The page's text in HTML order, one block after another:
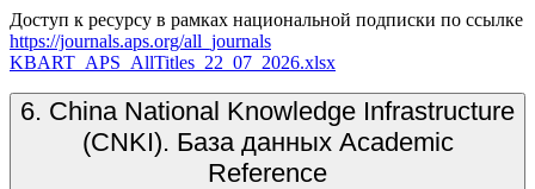
Доступ к ресурсу в рамках национальной подписки по ссылке
https://journals.aps.org/all_journals
KBART_APS_AllTitles_22_07_2026.xlsx
6. China National Knowledge Infrastructure
(CNKI). База данных Academic
Reference